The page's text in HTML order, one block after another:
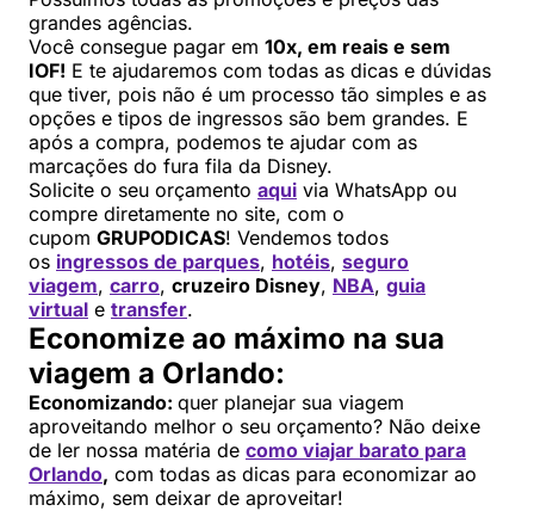
grandes agências.
Você consegue pagar em 10x, em reais e sem
IOF! E te ajudaremos com todas as dicas e dúvidas
que tiver, pois não é um processo tão simples e as
opções e tipos de ingressos são bem grandes. E
após a compra, podemos te ajudar com as
marcações do fura fila da Disney.
Solicite o seu orçamento aqui via WhatsApp ou
compre diretamente no site, com o
cupom GRUPODICAS! Vendemos todos
os ingressos de parques, hotéis, seguro
viagem, carro, cruzeiro Disney, NBA, guia
virtual e transfer.
Economize ao máximo na sua
viagem a Orlando:
Economizando: quer planejar sua viagem
aproveitando melhor o seu orçamento? Não deixe
de ler nossa matéria de como viajar barato para
Orlando, com todas as dicas para economizar ao
máximo, sem deixar de aproveitar!